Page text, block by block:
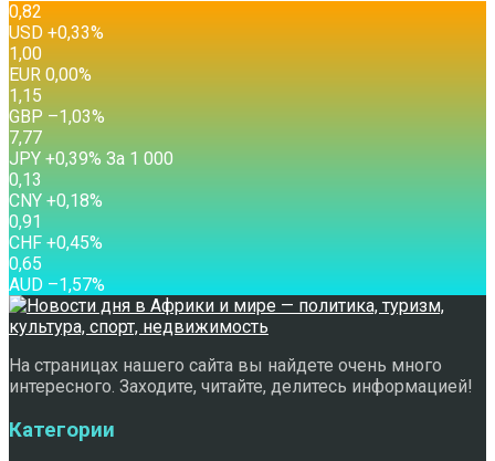
0,82
USD +0,33%
1,00
EUR 0,00%
1,15
GBP –1,03%
7,77
JPY +0,39% За 1 000
0,13
CNY +0,18%
0,91
CHF +0,45%
0,65
AUD –1,57%
На страницах нашего сайта вы найдете очень много
интересного. Заходите, читайте, делитесь информацией!
Категории